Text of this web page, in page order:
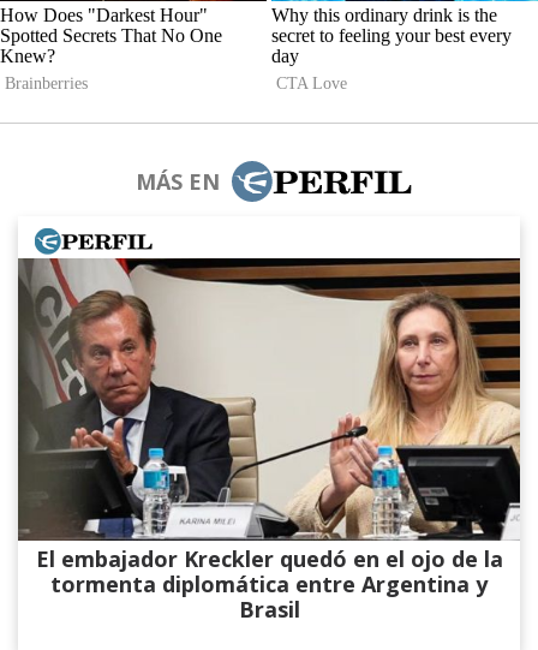
MÁS EN
El embajador Kreckler quedó en el ojo de la
tormenta diplomática entre Argentina y
Brasil